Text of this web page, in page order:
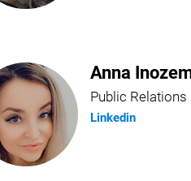
Anna
Public
Linkedin